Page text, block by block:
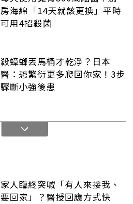
房海綿「14天就該更換」平時
可用4招殺菌
殺蟑螂丟馬桶才乾淨？日本
醫：恐繁衍更多爬回你家！3步
驟斷小強後患
家人臨終突喊「有人來接我、
要回家」？醫授回應方式快